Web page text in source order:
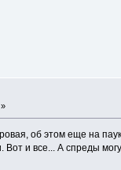
об этом еще на
и все... А спреды